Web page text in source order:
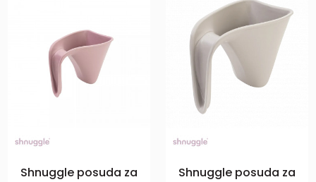
Shnuggle posuda za
Shnuggle posuda za